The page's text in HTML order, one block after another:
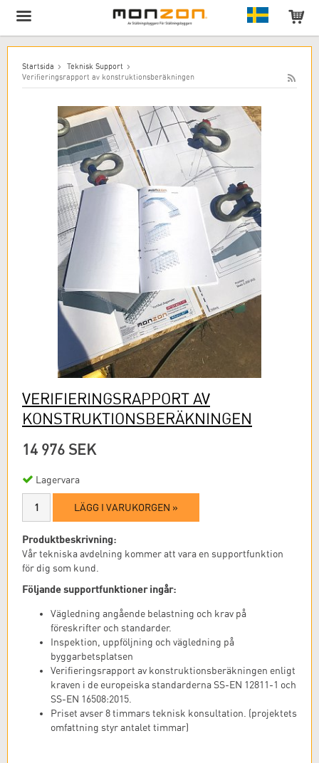
Produkten har lagts till i varukorgen!
Startsida
Teknisk Support
Verifieringsrapport av konstruktionsberäkningen
VERIFIERINGSRAPPORT AV
KONSTRUKTIONSBERÄKNINGEN
14 976 SEK
Lagervara
LÄGG I VARUKORGEN »
Produktbeskrivning:
Vår tekniska avdelning kommer att vara en supportfunktion
för dig som kund.
Följande supportfunktioner ingår:
Vägledning angående belastning och krav på
föreskrifter och standarder.
Inspektion, uppföljning och vägledning på
byggarbetsplatsen
Verifieringsrapport av konstruktionsberäkningen enligt
kraven i de europeiska standarderna SS-EN 12811-1 och
SS-EN 16508:2015.
Priset avser 8 timmars teknisk konsultation. (projektets
omfattning styr antalet timmar)